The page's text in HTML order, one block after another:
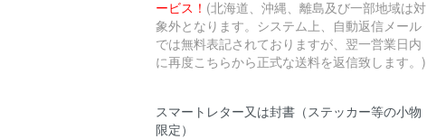
ービス！ (北海道、沖縄、離島及び一部地域は対
象外となります。システム上、自動返信メール
では無料表記されておりますが、翌一営業日内
に再度こちらから正式な送料を返信致します。)
スマートレター又は封書（ステッカー等の小物
限定）